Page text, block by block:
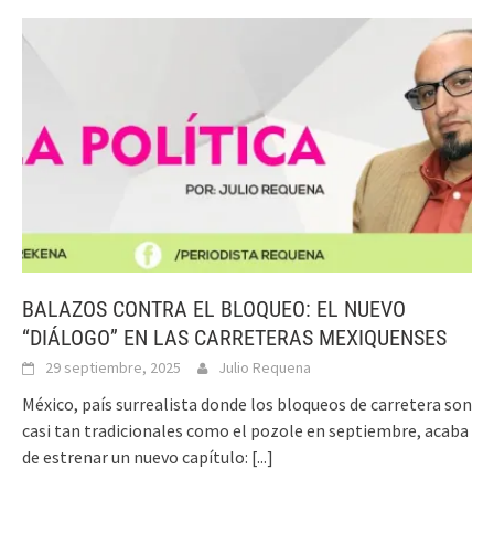
BALAZOS CONTRA EL BLOQUEO: EL NUEVO
“DIÁLOGO” EN LAS CARRETERAS MEXIQUENSES
29 septiembre, 2025 Julio Requena
México, país surrealista donde los bloqueos de carretera son
casi tan tradicionales como el pozole en septiembre, acaba
de estrenar un nuevo capítulo: [...]